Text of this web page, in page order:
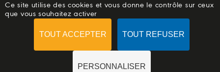
Dernier numéro
Numéros précédents
Ce site utilise des cookies et vous donne le contrôle sur ceux
que vous souhaitez activer
TOUT ACCEPTER TOUT REFUSER
PERSONNALISER